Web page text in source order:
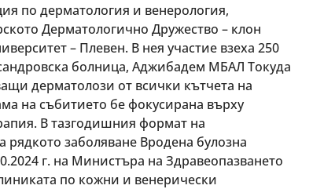
по дерматология и венерология,
Дерматологично Дружество – клон
– Плевен. В нея участие взеха 250
болница, Аджибадем МБАЛ Токуда
дерматолози от всички кътчета на
на събитието бе фокусирана върху
В тазгодишния формат на
заболяване Вродена булозна
г. на Министъра на Здравеопазването
по кожни и венерически